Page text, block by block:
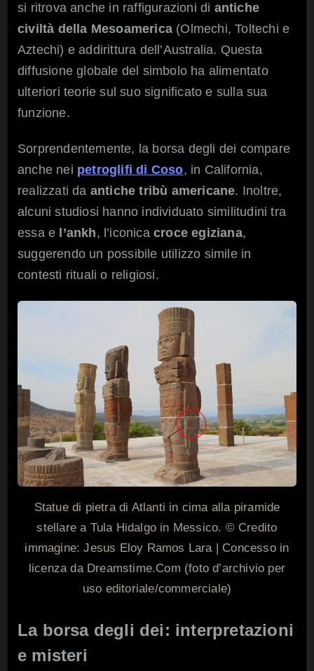
si ritrova anche in raffigurazioni di antiche
civiltà della Mesoamerica (Olmechi, Toltechi e
Aztechi) e addirittura dell’Australia. Questa
diffusione globale del simbolo ha alimentato
ulteriori teorie sul suo significato e sulla sua
funzione.
Sorprendentemente, la borsa degli dei compare
anche nei petroglifi di Coso, in California,
realizzati da antiche tribù americane. Inoltre,
alcuni studiosi hanno individuato similitudini tra
essa e l’ankh, l’iconicacroce egiziana,
suggerendo un possibile utilizzo simile in
contesti rituali o religiosi.
Statue di pietra di Atlanti in cima alla piramide
stellare a Tula Hidalgo in Messico. © Credito
immagine: Jesus Eloy Ramos Lara | Concesso in
licenza da Dreamstime.Com (foto d’archivio per
uso editoriale/commerciale)
La borsa degli dei: interpretazioni
e misteri